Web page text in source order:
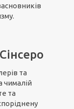
та
чималій
та